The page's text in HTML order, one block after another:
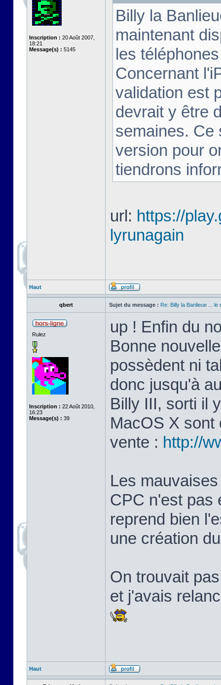
Inscription : 20 Août 2007,
18:21
Message(s) : 5145
Billy la
maintenant
les
Concernant
validation est
devrait y être
semaines. Ce
version pour
tiendrons
url: https://
lyrunagain
Haut
qbert Sujet du message : Re: Billy la Banlieue ... le
Rulez
Inscription : 22 Août 2010,
16:23
Message(s) : 39
up ! Enfin du
Bonne
possèdent ni
donc jusqu'à
Billy III, sorti il
MacOS X sont
vente : http://
Les
CPC n'est pas
reprend bien
une création
On trouvait
et j'avais
Haut